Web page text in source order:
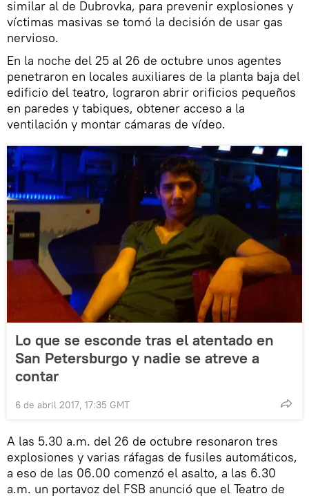
similar al de Dubrovka, para prevenir explosiones y
víctimas masivas se tomó la decisión de usar gas
nervioso.
En la noche del 25 al 26 de octubre unos agentes
penetraron en locales auxiliares de la planta baja del
edificio del teatro, lograron abrir orificios pequeños
en paredes y tabiques, obtener acceso a la
ventilación y montar cámaras de vídeo.
Lo que se esconde tras el atentado en
San Petersburgo y nadie se atreve a
contar
6 de abril 2017, 17:35 GMT
A las 5.30 a.m. del 26 de octubre resonaron tres
explosiones y varias ráfagas de fusiles automáticos,
a eso de las 06.00 comenzó el asalto, a las 6.30
a.m. un portavoz del FSB anunció que el Teatro de